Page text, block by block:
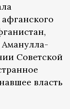
Советской
власть